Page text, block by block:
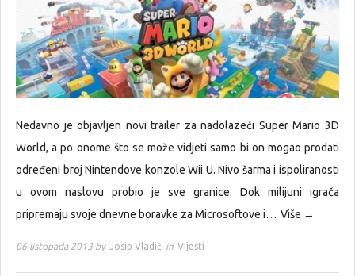
Nedavno je objavljen novi trailer za nadolazeći Super Mario 3D
World, a po onome što se može vidjeti samo bi on mogao prodati
određeni broj Nintendove konzole Wii U. Nivo šarma i ispoliranosti
u ovom naslovu probio je sve granice. Dok milijuni igrača
pripremaju svoje dnevne boravke za Microsoftove i… Više →
06 listopada 2013 by Josip Vladić in Vijesti